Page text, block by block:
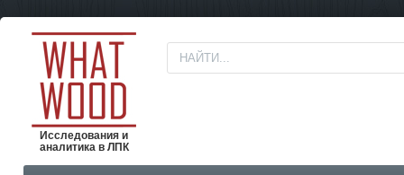
Исследования и
аналитика в ЛПК